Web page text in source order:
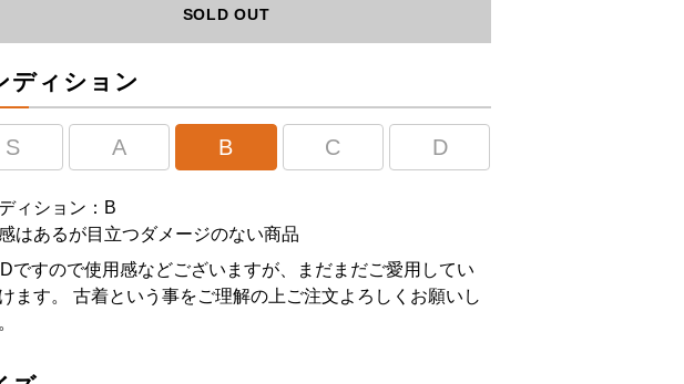
SOLD OUT
ディション
S A B C D
ィション：B
はあるが目立つダメージのない商品
ですので使用感などございますが、まだまだご愛用してい
ます。 古着という事をご理解の上ご注文よろしくお願いし